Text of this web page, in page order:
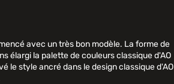
avec un très bon modèle. La forme de
élargi la palette de couleurs classique d'AO
le style ancré dans le design classique d'AO